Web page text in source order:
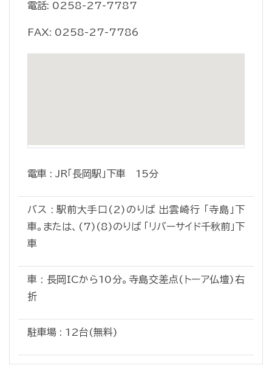
電話: 0258-27-7787
FAX: 0258-27-7786
電車 : JR「長岡駅」下車 15分
バス : 駅前大手口(2)のりば 出雲崎行 「寺島」下
車。または、(7)(8)のりば 「リバーサイド千秋前」下
車
車 : 長岡ICから10分。寺島交差点(トーア仏壇)右
折
駐車場 : 12台(無料)